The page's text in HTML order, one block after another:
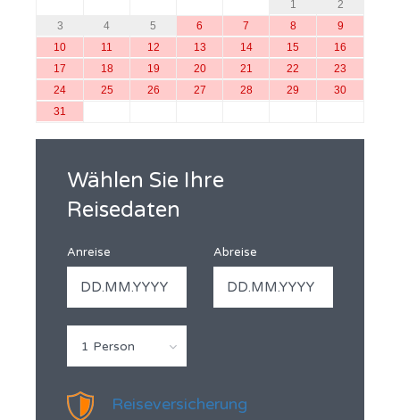
1
2
3
4 5 6 7 8
9
10
11 12 13 14 15
16
17
18 19 20 21 22
23
24
25 26 27 28 29
30
31
Wählen Sie Ihre
Reisedaten
Anreise Abreise
1 Person
Reiseversicherung